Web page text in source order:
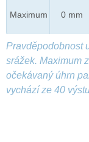
Maximum 0 mm
Pravděpodobnost
srážek. Maximum
očekávaný úhrn
vychází ze 40